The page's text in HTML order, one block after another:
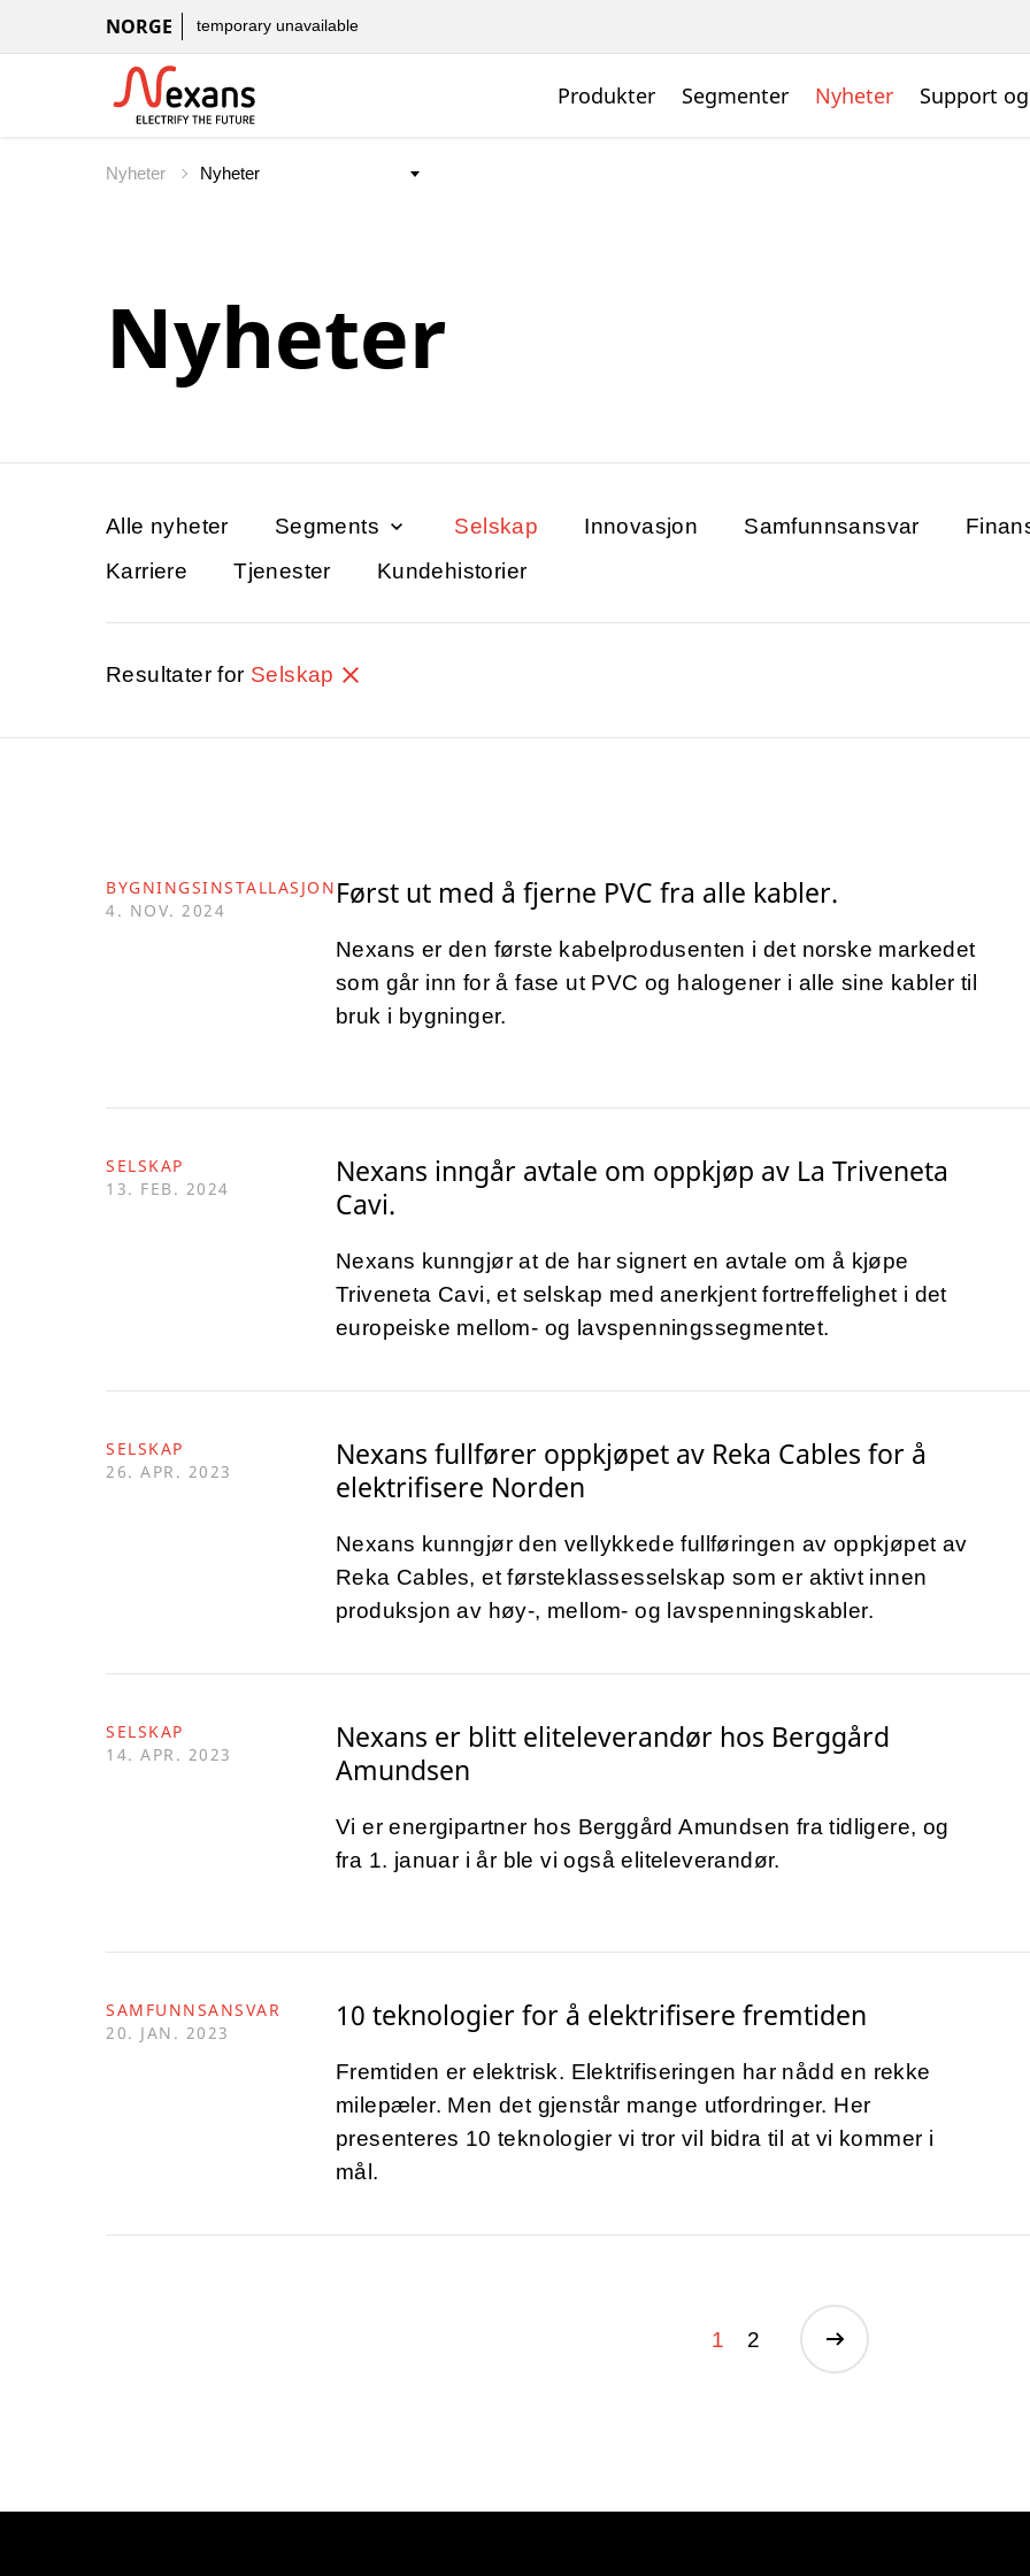
NORGE temporary unavailable
Produkter Segmenter Nyheter Support
Nyheter
Nyheter
Alle nyheter Segments Selskap Innovasjon Samfunnsansvar
Karriere
Tjenester Kundehistorier
Resultater for Selskap
BYGNINGSINSTALLASJON
4. NOV. 2024
Først ut med å fjerne PVC fra alle kabler.
Nexans er den første kabelprodusenten i det norske markedet
som går inn for å fase ut PVC og halogener i alle sine kabler til
bruk i bygninger.
SELSKAP
13. FEB. 2024
Nexans inngår avtale om oppkjøp av La Triveneta
Cavi.
Nexans kunngjør at de har signert en avtale om å kjøpe
Triveneta Cavi, et selskap med anerkjent fortreffelighet i det
europeiske mellom- og lavspenningssegmentet.
SELSKAP
26. APR. 2023
Nexans fullfører oppkjøpet av Reka Cables for å
elektrifisere Norden
Nexans kunngjør den vellykkede fullføringen av oppkjøpet av
Reka Cables, et førsteklassesselskap som er aktivt innen
produksjon av høy-, mellom- og lavspenningskabler.
SELSKAP
14. APR. 2023
Nexans er blitt eliteleverandør hos Berggård
Amundsen
Vi er energipartner hos Berggård Amundsen fra tidligere, og
fra 1. januar i år ble vi også eliteleverandør.
SAMFUNNSANSVAR
20. JAN. 2023
10 teknologier for å elektrifisere fremtiden
Fremtiden er elektrisk. Elektrifiseringen har nådd en rekke
milepæler. Men det gjenstår mange utfordringer. Her
presenteres 10 teknologier vi tror vil bidra til at vi kommer i
mål.
1 2